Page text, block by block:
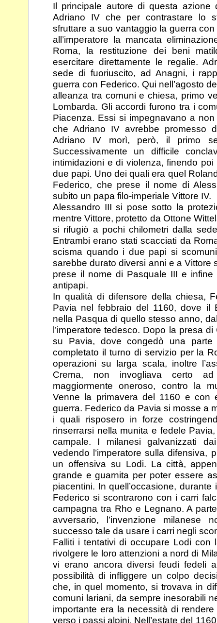
Il principale autore di questa azione
Adriano IV che percontrastare lo
sfruttare a suo vantaggio la guerracon
all’imperatore la mancata
Roma, la restituzione dei beni
esercitare direttamente le regalie.
sede di fuoriuscito, ad Anagni, i
guerra con Federico. Qui nell’agosto
alleanza tra comuni e chiesa, primo
Lombarda. Gli accordi furono tra i
Piacenza. Essi si impegnavano a
che Adriano IV avrebbe promesso
Adriano IV morì, però, il primo
Successivamente un difficile
intimidazioni e di violenza, finendo poi
due papi. Uno dei quali era quel
Federico, che prese il nome di
subito un papa filo-imperiale Vittore IV.
Alessandro III si pose sotto la
mentre Vittore, protetto da Ottone
si rifugiò a pochichilometri dalla
Entrambi erano stati scacciati da
scisma quando i due papi si
sarebbe durato diversi anni e a Vittore
prese il nome di Pasquale III e
antipapi.
In qualità di difensore della chiesa,
Pavia nel febbraio del 1160, dove il
nella Pasqua di quello stesso anno,
l’imperatore tedesco. Dopo la presa
su Pavia, dove congedò una
completato il turno di servizio per la
operazioni su larga scala, inoltre
Crema, non invogliava certo
maggiormente oneroso, contro la
Venne la primavera del 1160 e
guerra. Federico da Pavia si mosse a
i quali risposero in forze
rinserrarsi nella munita e fedele
campale. I milanesi galvanizzati
vedendo l’imperatore sulladifensiva,
un offensiva su Lodi. La città,
grande e guarnita per poter essere
piacentini. In quell’occasione,
Federico si scontrarono con i carri
campagna tra Rho e Legnano. A
avversario, l’invenzione milanese
successo tale da usare i carri negli
Falliti i tentativi di occupare Lodi con
rivolgere le loroattenzioni a nord di
vi erano ancora diversifeudi fedeli
possibilità di infliggere un colpo
che, in quel momento, si trovava in
comuni lariani, da sempre inesorabili
importante era la necessità di
verso i passi alpini. Nell’estate del